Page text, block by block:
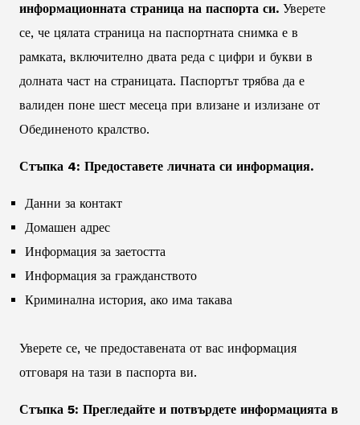
информационната страница на паспорта си. Уверете
се, че цялата страница на паспортната снимка е в
рамката, включително двата реда с цифри и букви в
долната част на страницата. Паспортът трябва да е
валиден поне шест месеца при влизане и излизане от
Обединеното кралство.
Стъпка 4: Предоставете личната си информация.
Данни за контакт
Домашен адрес
Информация за заетостта
Информация за гражданството
Криминална история, ако има такава
Уверете се, че предоставената от вас информация
отговаря на тази в паспорта ви.
Стъпка 5: Прегледайте и потвърдете информацията в